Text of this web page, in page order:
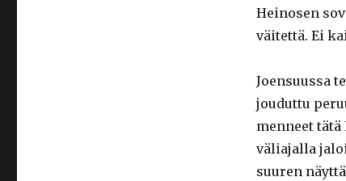
Heinosen
väitettä. Ei
Joensuussa
jouduttu
menneet
väliajalla
suuren